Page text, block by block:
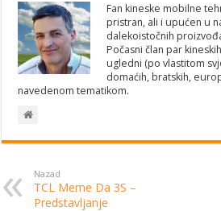
Fan kineske mobilne
pristran, ali i upućen u
dalekoistočnih
Počasni član par
ugledni (po vlastitom
domaćih, bratskih,
navedenom tematikom.
Nazad
TCL Meme Da 3S –
Predstavljanje